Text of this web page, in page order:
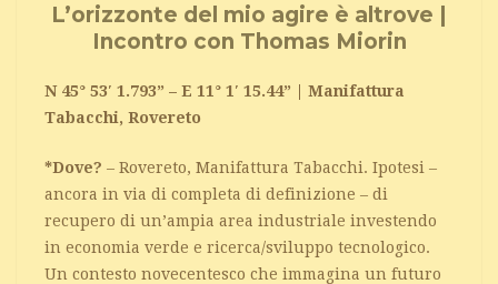
L’orizzonte del mio agire è altrove |
Incontro con Thomas Miorin
N 45° 53′ 1.793” – E 11° 1′ 15.44” | Manifattura
Tabacchi, Rovereto
*Dove? – Rovereto, Manifattura Tabacchi. Ipotesi –
ancora in via di completa di definizione – di
recupero di un’ampia area industriale investendo
in economia verde e ricerca/sviluppo tecnologico.
Un contesto novecentesco che immagina un futuro